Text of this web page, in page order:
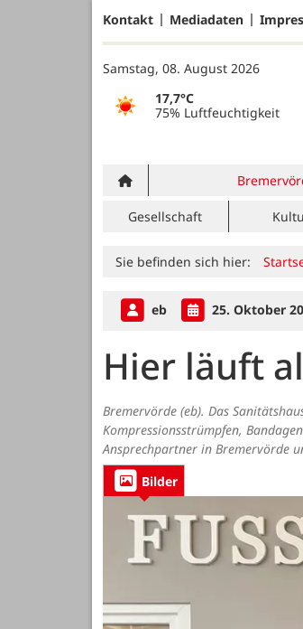
Kontakt Mediadaten
Samstag, 08. August 2026
17,7°C
75% Luftfeuchtigkeit
Gesellschaft
Sie befinden sich hier:
eb 25. Oktober
Hier läuft
Bremervörde (eb). Das
Kompressionsstrümpfen,
Ansprechpartner in Bremervörde
Bilder